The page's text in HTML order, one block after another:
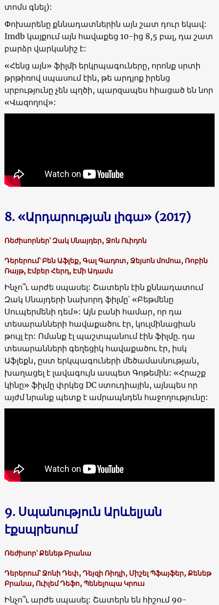
տոմս գնել):
Փոխարենը քննադատներին այն շատ դուր եկավ:
Imdb կայքում այն հավաքեց 10-ից 8,5 բալ, դա շատ
բարձր վարկանիշ է:
«Հենց այն» ֆիլմի երկրպագուները, որոնք սրտի
թրթիռով սպասում էին, թե արդյոք իրենց
սրբությունը չեն պղծի, պարզապես հիացած են նոր
«Վազողով»:
8. «Արդարության լիգա» (2017)
Ռեժիսորներ՝ Զակ Սնայդեր, Ջոն Ուիդոն
Դերերում՝ Բեն Աֆլեք, Գալ Գադոտ, Ջեյսոն մոմոա, Ռոբին
Ռայթ, Էմբեր Հերդ, Էմի Ադամս
Ինչո՞ւ արժե սպասել: Շատերն էին քննադատում
Զակ Սնայդերի նախորդ ֆիլմը՝ «Բեթմենը
Սուպերմենի դեմ»: Այն բանի համար, որ դա
տեսարանների հավաքածու էր, կուլմինացիան
թույլ էր: Ոմանք էլ պաշտպանում էին ֆիլմը. դա
տեսարանների գեղեցիկ հավաքածու էր, իսկ
Աֆլեքն, ըստ երկպագուների մեծամասնության,
խաղացել է լավագույն ասպետ Գոթեմին: «Հրաշք
կինը» ֆիլմը փրկեց DC ստուդիային, այնպես որ
այժմ նրանք պետք է ամրապնդեն հաջողությունը:
9. Սպանություն Արևելյան
էքսպրեսում
Ռեժիսոր՝ Քենեթ Բրանա
Դերերում՝ Ջոնի Դեփ, Դեյզի Ռիդլի, Միշել Պֆայֆեր, Քենեթ
Բրանա, Ուիլեմ Դեֆո, Պենելոպա Կրուս
Ինչո՞ւ արժե սպասել: Շատերն են հիշում 90-